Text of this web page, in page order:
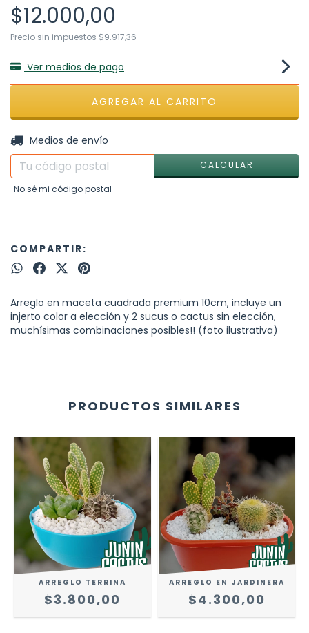
$12.000,00
Precio sin impuestos $9.917,36
Ver medios de pago
Entregas para el CP:
Medios de envío
CALCULAR
No sé mi código postal
COMPARTIR:
Arreglo en maceta cuadrada premium 10cm, incluye un
injerto color a elección y 2 sucus o cactus sin elección,
muchísimas combinaciones posibles!! (foto ilustrativa)
PRODUCTOS SIMILARES
ARREGLO TERRINA
$3.800,00
ARREGLO EN JARDINERA
$4.300,00